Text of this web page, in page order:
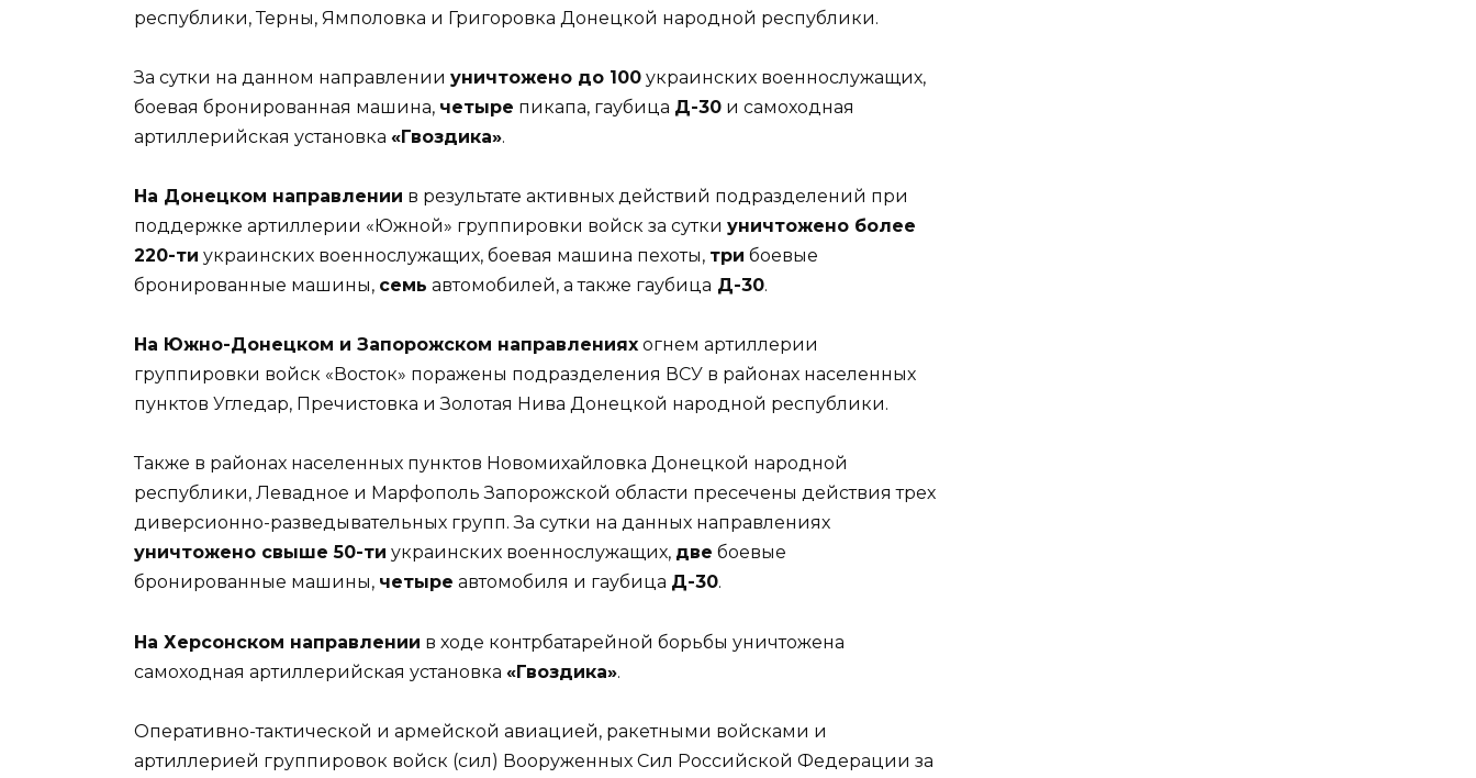
республики, Терны, Ямполовка и Григоровка Донецкой народной республики.
За сутки на данном направлении уничтожено до 100 украинских военнослужащих,
боевая бронированная машина, четыре пикапа, гаубица Д-30 и самоходная
артиллерийская установка «Гвоздика».
На Донецком направлении в результате активных действий подразделений при
поддержке артиллерии «Южной» группировки войск за сутки уничтожено более
220-ти украинских военнослужащих, боевая машина пехоты, три боевые
бронированные машины, семь автомобилей, а также гаубица Д-30.
На Южно-Донецком и Запорожском направлениях огнем артиллерии
группировки войск «Восток» поражены подразделения ВСУ в районах населенных
пунктов Угледар, Пречистовка и Золотая Нива Донецкой народной республики.
Также в районах населенных пунктов Новомихайловка Донецкой народной
республики, Левадное и Марфополь Запорожской области пресечены действия трех
диверсионно-разведывательных групп. За сутки на данных направлениях
уничтожено свыше 50-ти украинских военнослужащих, две боевые
бронированные машины, четыре автомобиля и гаубица Д-30.
На Херсонском направлении в ходе контрбатарейной борьбы уничтожена
самоходная артиллерийская установка «Гвоздика».
Оперативно-тактической и армейской авиацией, ракетными войсками и
артиллерией группировок войск (сил) Вооруженных Сил Российской Федерации за